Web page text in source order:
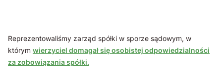
Reprezentowaliśmy zarząd spółki w sporze sądowym, w
którym wierzyciel domagał się osobistej odpowiedzialności
za zobowiązania spółki.